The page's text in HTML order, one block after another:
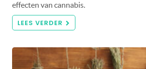
effecten van cannabis.
LEES VERDER